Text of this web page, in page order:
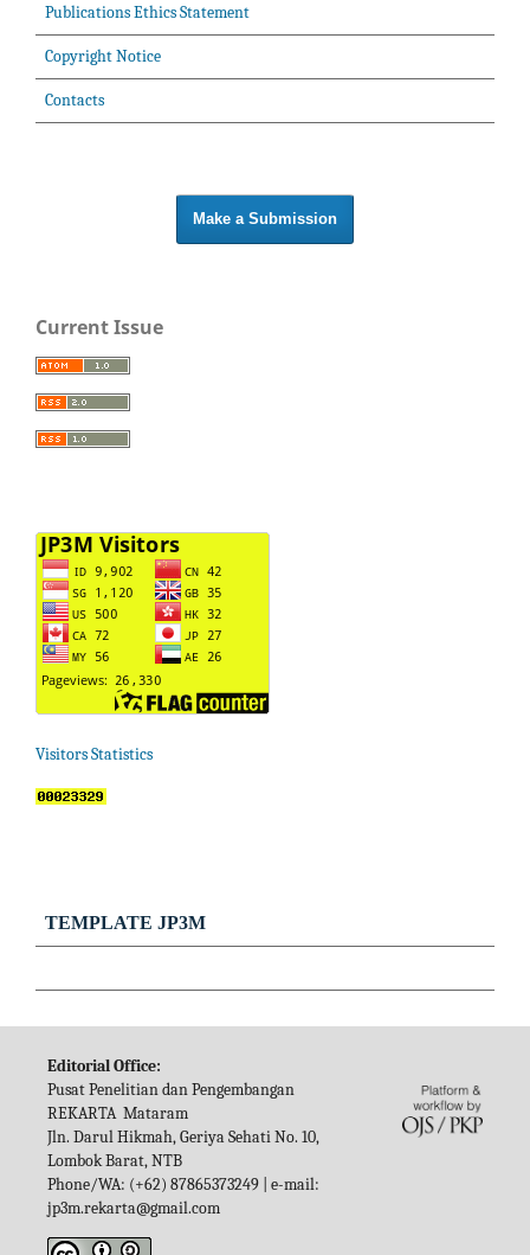
Publications Ethics Statement
Copyright Notice
Contacts
Make a Submission
Current Issue
Visitors Statistics
TEMPLATE JP3M
Editorial Office:
Pusat Penelitian dan Pengembangan
REKARTA Mataram
Jln. Darul Hikmah, Geriya Sehati No. 10,
Lombok Barat, NTB
Phone/WA: (+62) 87865373249 | e-mail:
jp3m.rekarta@gmail.com